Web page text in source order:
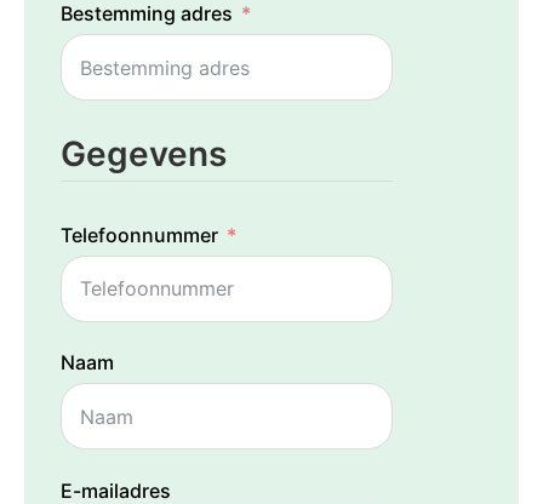
Bestemming adres
Gegevens
Telefoonnummer
Naam
E-mailadres